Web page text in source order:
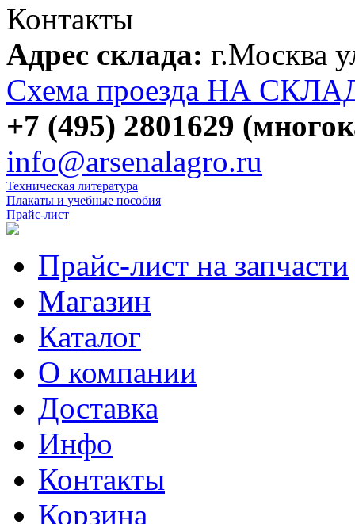
Контакты
Адрес склада: г.Москва
Схема проезда НА
+7 (495) 2801629
info@arsenalagro.ru
Техническая литература
Плакаты и учебные пособия
Прайс-лист
Прайс-лист на запчасти
Магазин
Каталог
О компании
Доставка
Инфо
Контакты
Корзина